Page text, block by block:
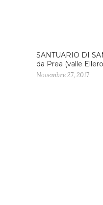
SANTUARIO DI
da Prea (valle
Novembre 27, 2017